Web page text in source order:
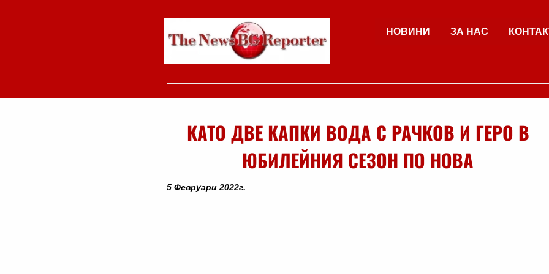
НОВИНИ ЗА НАС
КАТО ДВЕ КАПКИ ВОДА С РАЧКОВ И ГЕРО В
ЮБИЛЕЙНИЯ СЕЗОН ПО НОВА
5 Февруари 2022г.